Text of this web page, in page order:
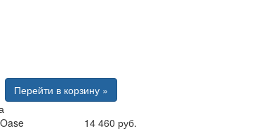
Перейти в корзину »
14 460 руб.